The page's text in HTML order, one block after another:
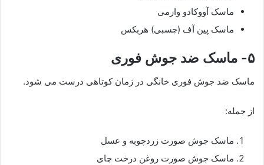
ماسک آووکادو وارمی
ماسک پین آف (چسبی) هربکس
۵- ماسک ضد جوش فوری
ماسک ضد جوش فوری خانگی در زمان کوتاهی درست می شود.
از جمله:
ماسک جوش صورت زردچوبه و عسل
ماسک جوش صورت روغن درخت چای